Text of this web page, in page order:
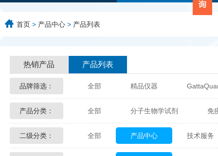
首页 > 产品中心 > 产品列表
热销产品 产品列表
品牌筛选： 全部 精品仪器
Glycon Biochem Sterlitech
Echelon Biosciences Verichem
产品分类： 全部 分子生物学试剂 免
化学及生物化学试剂 材料学试剂
二级分类： 全部 产品中心 技术服务